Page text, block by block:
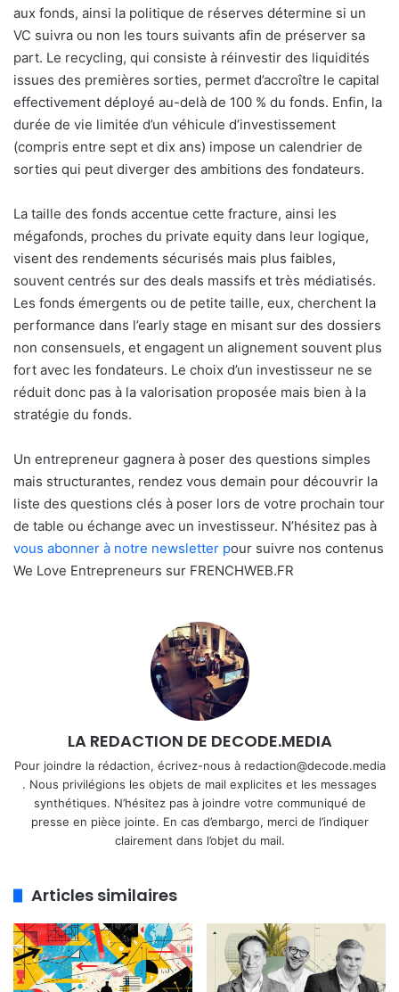
aux fonds, ainsi la politique de réserves détermine si un
VC suivra ou non les tours suivants afin de préserver sa
part. Le recycling, qui consiste à réinvestir des liquidités
issues des premières sorties, permet d’accroître le capital
effectivement déployé au-delà de 100 % du fonds. Enfin, la
durée de vie limitée d’un véhicule d’investissement
(compris entre sept et dix ans) impose un calendrier de
sorties qui peut diverger des ambitions des fondateurs.
La taille des fonds accentue cette fracture, ainsi les
mégafonds, proches du private equity dans leur logique,
visent des rendements sécurisés mais plus faibles,
souvent centrés sur des deals massifs et très médiatisés.
Les fonds émergents ou de petite taille, eux, cherchent la
performance dans l’early stage en misant sur des dossiers
non consensuels, et engagent un alignement souvent plus
fort avec les fondateurs. Le choix d’un investisseur ne se
réduit donc pas à la valorisation proposée mais bien à la
stratégie du fonds.
Un entrepreneur gagnera à poser des questions simples
mais structurantes, rendez vous demain pour découvrir la
liste des questions clés à poser lors de votre prochain tour
de table ou échange avec un investisseur. N’hésitez pas à
vous abonner à notre newsletter pour suivre nos contenus
We Love Entrepreneurs sur FRENCHWEB.FR
LA REDACTION DE DECODE.MEDIA
Pour joindre la rédaction, écrivez-nous à redaction@decode.media
. Nous privilégions les objets de mail explicites et les messages
synthétiques. N’hésitez pas à joindre votre communiqué de
presse en pièce jointe. En cas d’embargo, merci de l’indiquer
clairement dans l’objet du mail.
Articles similaires